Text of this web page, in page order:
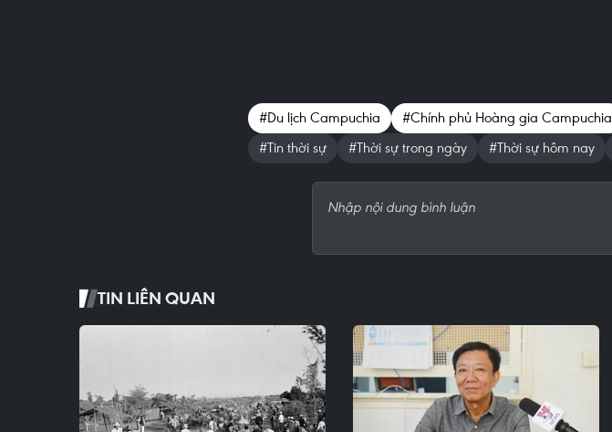
#Du lịch Campuchia #Chính phủ Hoàng gia Campuchia
#Tin thời sự
#Thời sự trong ngày #Thời sự hôm nay
TIN LIÊN QUAN